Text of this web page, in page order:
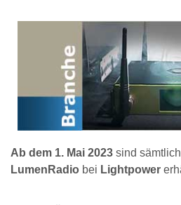
Ab dem 1. Mai 2023 sind
LumenRadio bei Lightpower